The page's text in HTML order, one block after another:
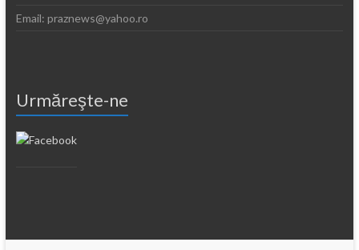
Email: praznews@yahoo.ro
Urmăreşte-ne